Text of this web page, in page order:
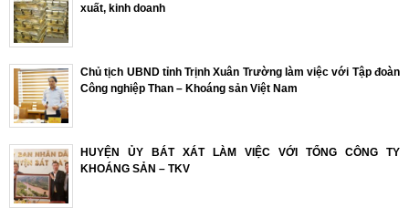
xuất, kinh doanh
Chủ tịch UBND tỉnh Trịnh Xuân Trường làm việc với Tập đoàn
Công nghiệp Than – Khoáng sản Việt Nam
HUYỆN ỦY BÁT XÁT LÀM VIỆC VỚI TỔNG CÔNG TY
KHOÁNG SẢN – TKV